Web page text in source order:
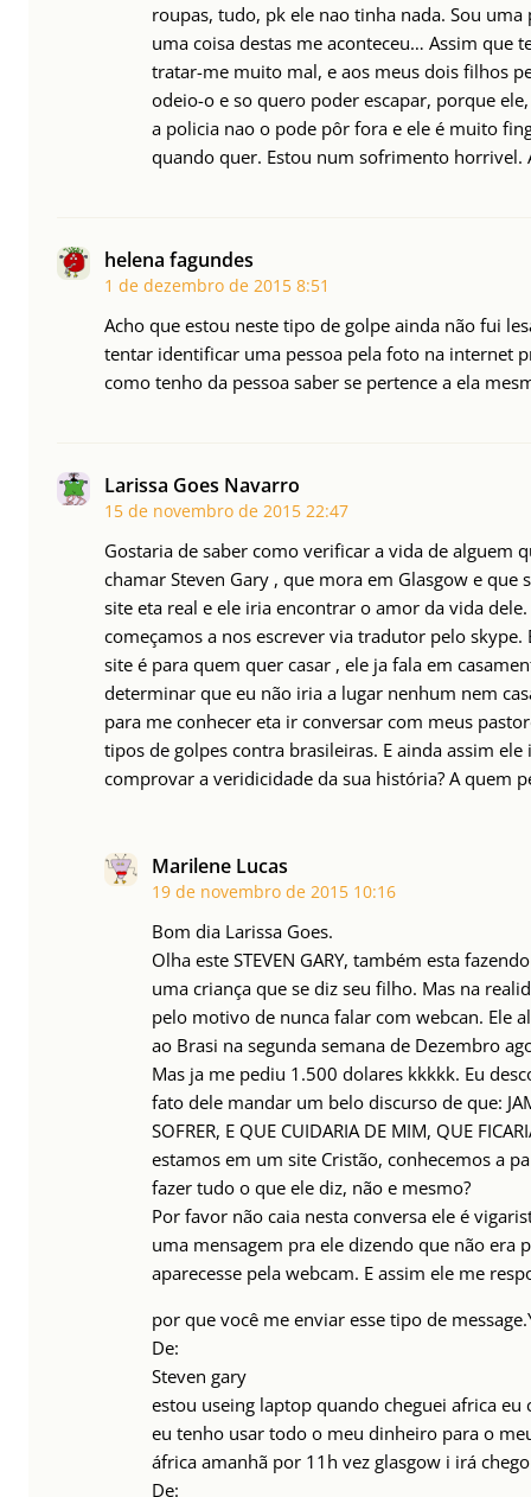
roupas, tudo, pk ele nao tinha nada. Sou
uma coisa destas me aconteceu… Assim que
tratar-me muito mal, e aos meus dois filhos
odeio-o e so quero poder escapar, porque
a policia nao o pode pôr fora e ele é muito
quando quer. Estou num sofrimento horrivel.
helena fagundes
1 de dezembro de 2015 8:51
Acho que estou neste tipo de golpe ainda não fui
tentar identificar uma pessoa pela foto na internet
como tenho da pessoa saber se pertence a ela
Larissa Goes Navarro
15 de novembro de 2015 22:47
Gostaria de saber como verificar a vida de alguem
chamar Steven Gary , que mora em Glasgow e que
site eta real e ele iria encontrar o amor da vida
começamos a nos escrever via tradutor pelo
site é para quem quer casar , ele ja fala em
determinar que eu não iria a lugar nenhum nem
para me conhecer eta ir conversar com meus
tipos de golpes contra brasileiras. E ainda assim
comprovar a veridicidade da sua história? A quem
Marilene Lucas
19 de novembro de 2015 10:16
Bom dia Larissa Goes.
Olha este STEVEN GARY, também esta
uma criança que se diz seu filho. Mas na
pelo motivo de nunca falar com webcan. Ele
ao Brasi na segunda semana de Dezembro
Mas ja me pediu 1.500 dolares kkkkk. Eu
fato dele mandar um belo discurso de que:
SOFRER, E QUE CUIDARIA DE MIM, QUE
estamos em um site Cristão, conhecemos a
fazer tudo o que ele diz, não e mesmo?
Por favor não caia nesta conversa ele é
uma mensagem pra ele dizendo que não era
aparecesse pela webcam. E assim ele me
por que você me enviar esse tipo de
De:
Steven gary
estou useing laptop quando cheguei africa
eu tenho usar todo o meu dinheiro para o
áfrica amanhã por 11h vez glasgow i irá
De: